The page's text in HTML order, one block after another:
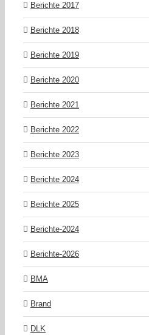
Berichte 2017
Berichte 2018
Berichte 2019
Berichte 2020
Berichte 2021
Berichte 2022
Berichte 2023
Berichte 2024
Berichte 2025
Berichte-2024
Berichte-2026
BMA
Brand
DLK